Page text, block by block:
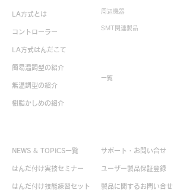
LA方式とは
コントローラー
LA方式はんだこて
簡易温調型の紹介
無温調型の紹介
樹脂かしめの紹介
周辺機器
SMT関連製品
一覧
NEWS & TOPICS一覧
はんだ付け実技セミナー
はんだ付け技能練習セット
サポート・お問い合せ
ユーザー製品保証登録
製品に関するお問い合せ